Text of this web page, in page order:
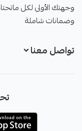
وجهتك الأولى لكل
وضمانات شاملة
تواصل معنا
info@sawab.app